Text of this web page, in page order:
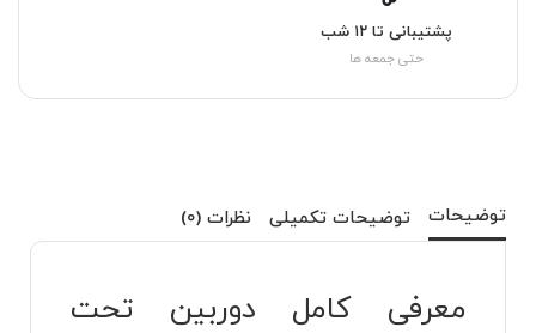
پشتیبانی تا ۱۲ شب
حتی جمعه ها
توضیحات توضیحات تکمیلی نظرات (0)
معرفی کامل دوربین تحت